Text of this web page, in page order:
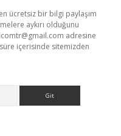
ücretsiz bir bilgi paylaşım
aykırı olduğunu
adresine
içerisinde sitemizden